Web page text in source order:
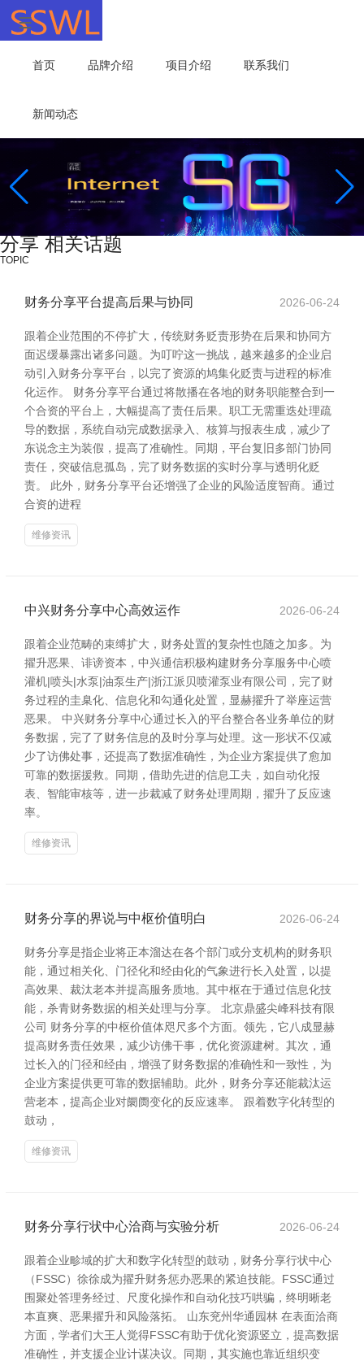
首页 品牌介绍 项目介绍 联系我们
新闻动态
分享 相关话题
TOPIC
财务分享平台提高后果与协同 2026-06-24
跟着企业范围的不停扩大，传统财务贬责形势在后果和协同方
面迟缓暴露出诸多问题。为叮咛这一挑战，越来越多的企业启
动引入财务分享平台，以完了资源的鸠集化贬责与进程的标准
化运作。 财务分享平台通过将散播在各地的财务职能整合到一
个合资的平台上，大幅提高了责任后果。职工无需重迭处理疏
导的数据，系统自动完成数据录入、核算与报表生成，减少了
东说念主为装假，提高了准确性。同期，平台复旧多部门协同
责任，突破信息孤岛，完了财务数据的实时分享与透明化贬
责。 此外，财务分享平台还增强了企业的风险适度智商。通过
合资的进程
维修资讯
中兴财务分享中心高效运作 2026-06-24
跟着企业范畴的束缚扩大，财务处置的复杂性也随之加多。为
擢升恶果、诽谤资本，中兴通信积极构建财务分享服务中心喷
灌机|喷头|水泵|油泵生产|浙江派贝喷灌泵业有限公司，完了财
务过程的圭臬化、信息化和勾通化处置，显赫擢升了举座运营
恶果。 中兴财务分享中心通过长入的平台整合各业务单位的财
务数据，完了了财务信息的及时分享与处理。这一形状不仅减
少了访佛处事，还提高了数据准确性，为企业方案提供了愈加
可靠的数据援救。同期，借助先进的信息工夫，如自动化报
表、智能审核等，进一步裁减了财务处理周期，擢升了反应速
率。
维修资讯
财务分享的界说与中枢价值明白 2026-06-24
财务分享是指企业将正本溜达在各个部门或分支机构的财务职
能，通过相关化、门径化和经由化的气象进行长入处置，以提
高效果、裁汰老本并提高服务质地。其中枢在于通过信息化技
能，杀青财务数据的相关处理与分享。 北京鼎盛尖峰科技有限
公司 财务分享的中枢价值体咫尺多个方面。领先，它八成显赫
提高财务责任效果，减少访佛干事，优化资源建树。其次，通
过长入的门径和经由，增强了财务数据的准确性和一致性，为
企业方案提供更可靠的数据辅助。此外，财务分享还能裁汰运
营老本，提高企业对阛阓变化的反应速率。 跟着数字化转型的
鼓动，
维修资讯
财务分享行状中心洽商与实验分析 2026-06-24
跟着企业畛域的扩大和数字化转型的鼓动，财务分享行状中心
（FSSC）徐徐成为擢升财务惩办恶果的紧迫技能。FSSC通过
围聚处答理务经过、尺度化操作和自动化技巧哄骗，终明晰老
本直爽、恶果擢升和风险落拓。 山东兖州华通园林 在表面洽商
方面，学者们大王人觉得FSSC有助于优化资源竖立，提高数据
准确性，并支援企业计谋决议。同期，其实施也靠近组织变